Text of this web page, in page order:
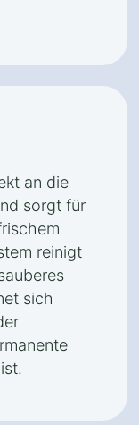
an die
sorgt für
reinigt
sich